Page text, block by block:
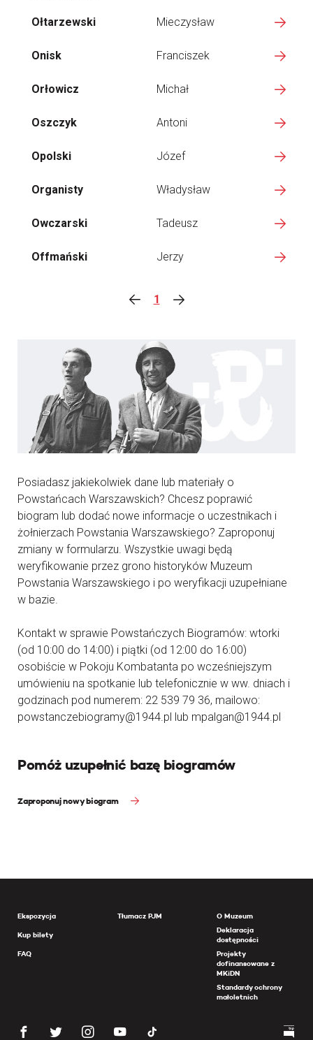
Ołtarzewski Mieczysław
Onisk Franciszek
Orłowicz Michał
Oszczyk Antoni
Opolski Józef
Organisty Władysław
Owczarski Tadeusz
Offmański Jerzy
1
Posiadasz jakiekolwiek dane lub materiały o
Powstańcach Warszawskich? Chcesz poprawić
biogram lub dodać nowe informacje o uczestnikach i
żołnierzach Powstania Warszawskiego? Zaproponuj
zmiany w formularzu. Wszystkie uwagi będą
weryfikowanie przez grono historyków Muzeum
Powstania Warszawskiego i po weryfikacji uzupełniane
w bazie.
Kontakt w sprawie Powstańczych Biogramów: wtorki
(od 10:00 do 14:00) i piątki (od 12:00 do 16:00)
osobiście w Pokoju Kombatanta po wcześniejszym
umówieniu na spotkanie lub telefonicznie w ww. dniach i
godzinach pod numerem: 22 539 79 36, mailowo:
powstanczebiogramy@1944.pl lub mpalgan@1944.pl
Pomóż uzupełnić bazę biogramów
Zaproponuj nowy biogram
Ekspozycja
Kup bilety
FAQ
Tłumacz PJM
O Muzeum
Deklaracja
dostępności
Projekty
dofinansowane z
MKiDN
Standardy ochrony
małoletnich